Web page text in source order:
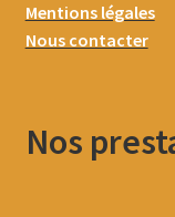
Mentions légales
Nous contacter
Nos